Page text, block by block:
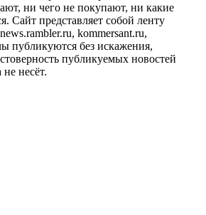
ни чего не покупают, ни какие
Сайт представляет собой ленту
kommersant.ru,
публикуются без искажения,
публикуемых новостей
несёт.